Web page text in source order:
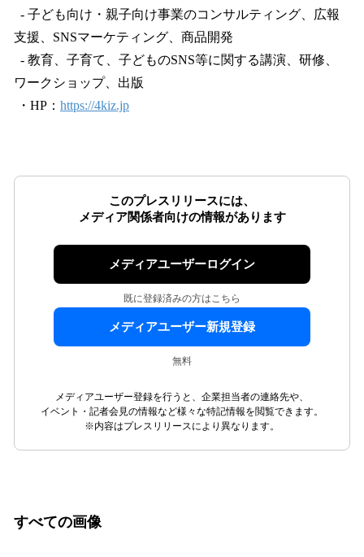
- 子ども向け・親子向け事業のコンサルティング、広報
支援、SNSマーケティング、商品開発
- 教育、子育て、子どものSNS等に関する講演、研修、
ワークショップ、出版
・HP： https://4kiz.jp
このプレスリリースには、
メディア関係者向けの情報があります
メディアユーザーログイン
既に登録済みの方はこちら
メディアユーザー新規登録
無料
メディアユーザー登録を行うと、企業担当者の連絡先や、
イベント・記者会見の情報など様々な特記情報を閲覧できます。
※内容はプレスリリースにより異なります。
すべての画像